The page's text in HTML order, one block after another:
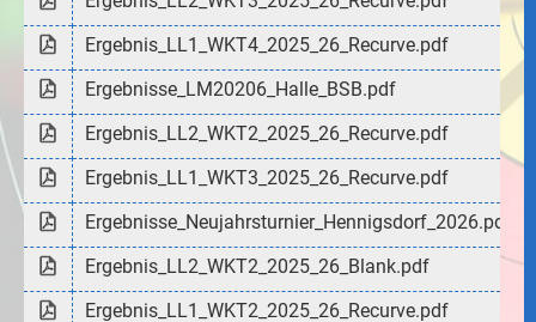
Ergebnis_LL1_WKT4_2025_26_Recurve.pdf
Ergebnisse_LM20206_Halle_BSB.pdf
Ergebnis_LL2_WKT2_2025_26_Recurve.pdf
Ergebnis_LL1_WKT3_2025_26_Recurve.pdf
Ergebnisse_Neujahrsturnier_Hennigsdorf_2026.pdf
Ergebnis_LL2_WKT2_2025_26_Blank.pdf
Ergebnis_LL1_WKT2_2025_26_Recurve.pdf